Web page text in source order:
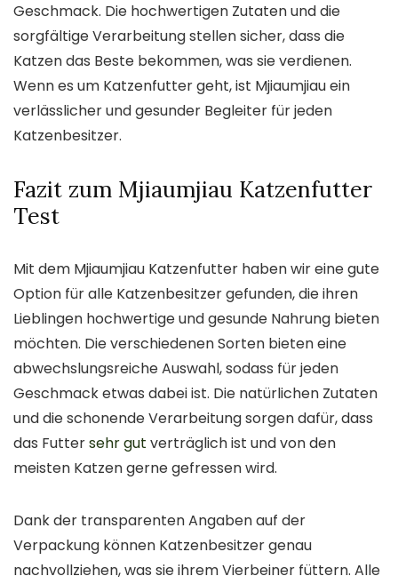
Geschmack. Die hochwertigen Zutaten und die
sorgfältige Verarbeitung stellen sicher, dass die
Katzen das Beste bekommen, was sie verdienen.
Wenn es um Katzenfutter geht, ist Mjiaumjiau ein
verlässlicher und gesunder Begleiter für jeden
Katzenbesitzer.
Fazit zum Mjiaumjiau Katzenfutter
Test
Mit dem Mjiaumjiau Katzenfutter haben wir eine gute
Option für alle Katzenbesitzer gefunden, die ihren
Lieblingen hochwertige und gesunde Nahrung bieten
möchten. Die verschiedenen Sorten bieten eine
abwechslungsreiche Auswahl, sodass für jeden
Geschmack etwas dabei ist. Die natürlichen Zutaten
und die schonende Verarbeitung sorgen dafür, dass
das Futtersehr gut verträglich ist und von den
meisten Katzen gerne gefressen wird.
Dank der transparenten Angaben auf der
Verpackung können Katzenbesitzer genau
nachvollziehen, was sie ihrem Vierbeiner füttern. Alle